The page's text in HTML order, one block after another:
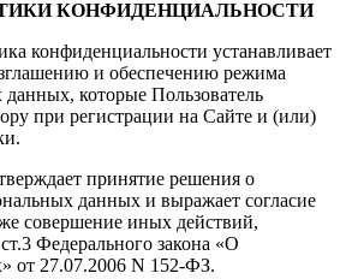
КОНФИДЕНЦИАЛЬНОСТИ
конфиденциальности устанавливает
и обеспечению режима
которые Пользователь
при регистрации на Сайте и (или)
принятие решения о
данных и выражает согласие
совершение иных действий,
Федерального закона «О
от 27.07.2006 N 152-ФЗ.